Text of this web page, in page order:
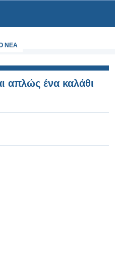
NEA
απλώς ένα καλάθι